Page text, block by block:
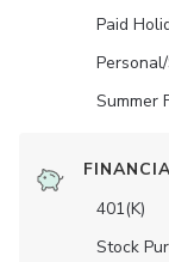
Paid
Summer
401(K)
Stock